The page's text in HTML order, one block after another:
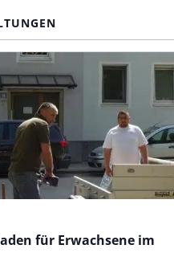
für Erwachsene im